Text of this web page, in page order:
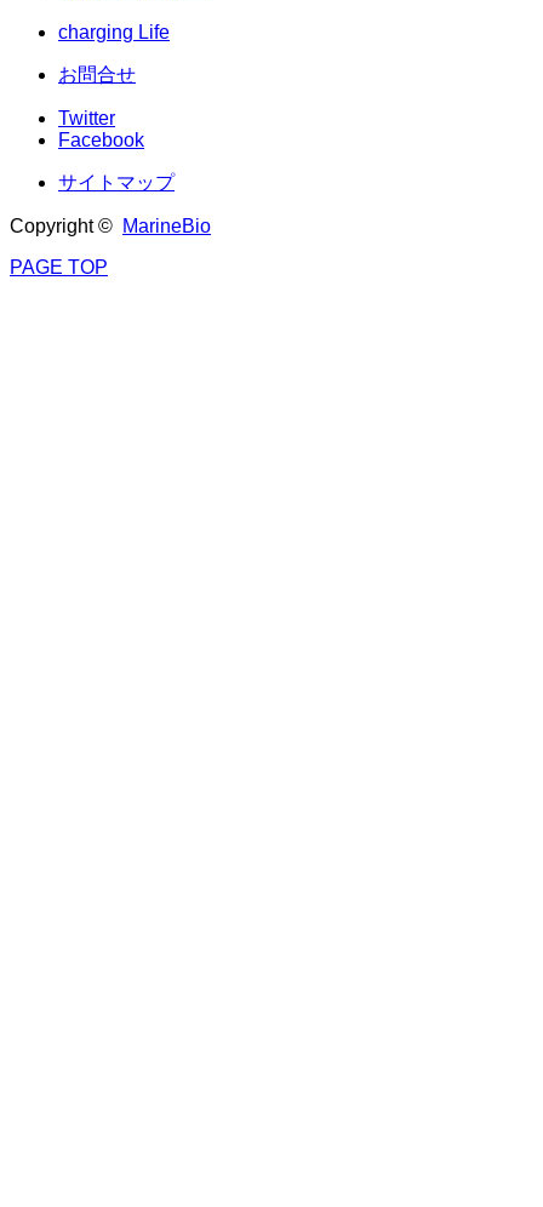
charging Life
お問合せ
Twitter
Facebook
サイトマップ
Copyright © MarineBio
PAGE TOP